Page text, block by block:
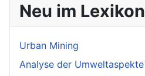
Neu im Lexikon
Urban Mining
Analyse der Umweltaspekte